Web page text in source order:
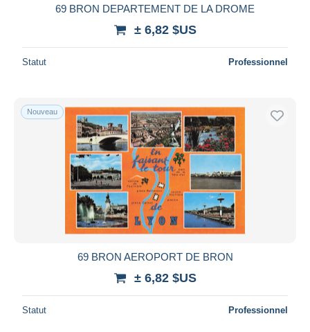
69 BRON DEPARTEMENT DE LA DROME
± 6,82 $US
Statut Professionnel
Nouveau
69 BRON AEROPORT DE BRON
± 6,82 $US
Statut Professionnel